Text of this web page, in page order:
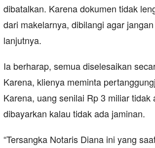
dibatalkan. Karena dokumen tidak
dari makelarnya, dibilangi agar jangan
lanjutnya.
Ia berharap, semua diselesaikan
Karena, klienya meminta
Karena, uang senilai Rp 3 miliar tidak
dibayarkan kalau tidak ada jaminan.
“Tersangka Notaris Diana ini yang